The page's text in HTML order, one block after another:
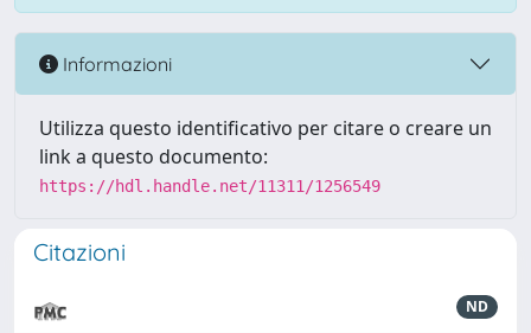
Informazioni
Utilizza questo identificativo per citare o creare un
link a questo documento:
https://hdl.handle.net/11311/1256549
Citazioni
ND